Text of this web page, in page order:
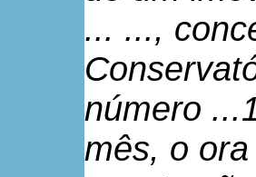
... ...,
número
mês, o